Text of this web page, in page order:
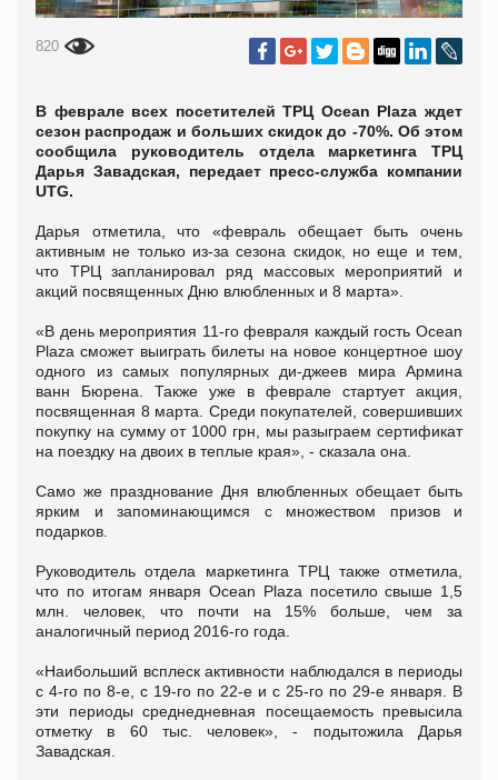
820
В феврале всех посетителей ТРЦ Ocean Plaza ждет
сезон распродаж и больших скидок до -70%. Об этом
сообщила руководитель отдела маркетинга ТРЦ
Дарья Завадская, передает пресс-служба компании
UTG.
Дарья отметила, что «февраль обещает быть очень
активным не только из-за сезона скидок, но еще и тем,
что ТРЦ запланировал ряд массовых мероприятий и
акций посвященных Дню влюбленных и 8 марта».
«В день мероприятия 11-го февраля каждый гость Ocean
Plaza сможет выиграть билеты на новое концертное шоу
одного из самых популярных ди-джеев мира Армина
ванн Бюрена. Также уже в феврале стартует акция,
посвященная 8 марта. Среди покупателей, совершивших
покупку на сумму от 1000 грн, мы разыграем сертификат
на поездку на двоих в теплые края», - сказала она.
Само же празднование Дня влюбленных обещает быть
ярким и запоминающимся с множеством призов и
подарков.
Руководитель отдела маркетинга ТРЦ также отметила,
что по итогам января Ocean Plaza посетило свыше 1,5
млн. человек, что почти на 15% больше, чем за
аналогичный период 2016-го года.
«Наибольший всплеск активности наблюдался в периоды
с 4-го по 8-е, с 19-го по 22-е и с 25-го по 29-е января. В
эти периоды среднедневная посещаемость превысила
отметку в 60 тыс. человек», - подытожила Дарья
Завадская.